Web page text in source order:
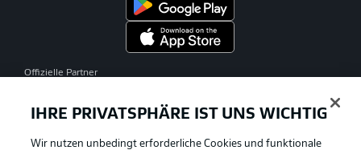
Offizielle Partner
IHRE PRIVATSPHÄRE IST UNS WICHTIG
Wir nutzen unbedingt erforderliche Cookies und funktionale